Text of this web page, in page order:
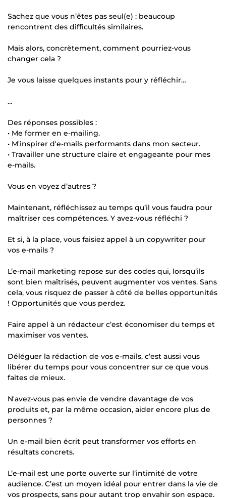
Sachez que vous n’êtes pas seul(e) : beaucoup
rencontrent des difficultés similaires.
Mais alors, concrètement, comment pourriez-vous
changer cela ?
Je vous laisse quelques instants pour y réfléchir…
…
Des réponses possibles :
• Me former en e-mailing.
• M'inspirer d'e-mails performants dans mon secteur.
• Travailler une structure claire et engageante pour mes
e-mails.
Vous en voyez d’autres ?
Maintenant, réfléchissez au temps qu’il vous faudra pour
maîtriser ces compétences. Y avez-vous réfléchi ?
Et si, à la place, vous faisiez appel à un copywriter pour
vos e-mails ?
L’e-mail marketing repose sur des codes qui, lorsqu’ils
sont bien maîtrisés, peuvent augmenter vos ventes. Sans
cela, vous risquez de passer à côté de belles opportunités
! Opportunités que vous perdez.
Faire appel à un rédacteur c’est économiser du temps et
maximiser vos ventes.
Déléguer la rédaction de vos e-mails, c’est aussi vous
libérer du temps pour vous concentrer sur ce que vous
faites de mieux.
N'avez-vous pas envie de vendre davantage de vos
produits et, par la même occasion, aider encore plus de
personnes ?
Un e-mail bien écrit peut transformer vos efforts en
résultats concrets.
L’e-mail est une porte ouverte sur l’intimité de votre
audience. C’est un moyen idéal pour entrer dans la vie de
vos prospects, sans pour autant trop envahir son espace.